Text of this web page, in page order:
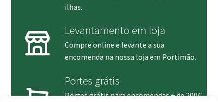
ilhas.
Levantamento em loja
Compre online e levante a sua
encomenda na nossa loja em Portimão.
Portes grátis
Portes grátis para encomendas + de 200€